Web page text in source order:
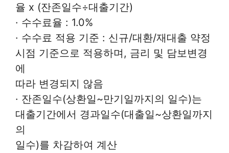
율 x (잔존일수÷대출기간)
· 수수료율 : 1.0%
· 수수료 적용 기준 : 신규/대환/재대출 약정
시점 기준으로 적용하며, 금리 및 담보변경
에
따라 변경되지 않음
· 잔존일수(상환일~만기일까지의 일수)는
대출기간에서 경과일수(대출일~상환일까지
의
일수)를 차감하여 계산